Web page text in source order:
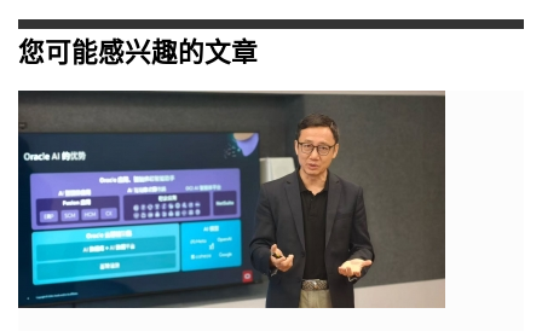
您可能感兴趣的文章